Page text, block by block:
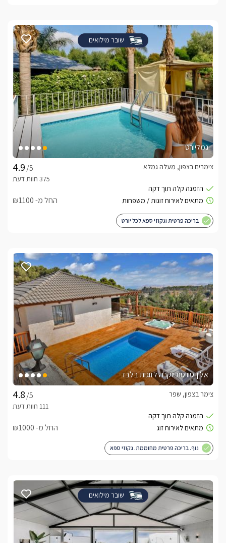
שובר מילואים
גמליורט
/5
צימרים בצפון, מעלה גמלא
החל מ- ₪1100
בריכה פרטית וגקוזי ספא לכל יורט
אלין-סוויטת יוקרה לזוגות בלבד
/5
צימר בצפון, שפר
החל מ- ₪1000
נוף. בריכה פרטית מחוממת. גקוזי ספא
שובר מילואים